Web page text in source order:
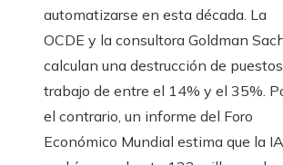
automatizarse en esta década. La
OCDE y la consultora Goldman
calculan una destrucción de
trabajo de entre el 14% y el 35%.
el contrario, un informe del Foro
Económico Mundial estima que la IA